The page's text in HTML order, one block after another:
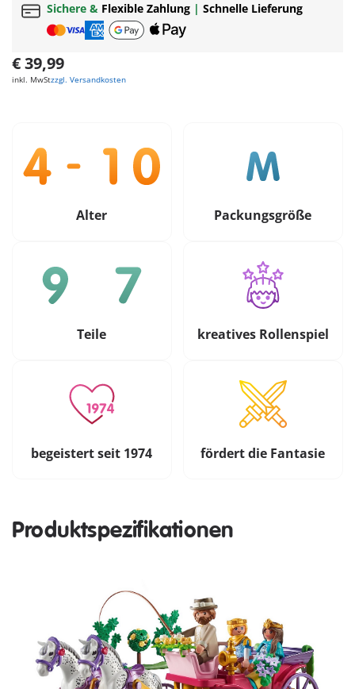
Sichere & Flexible Zahlung | Schnelle Lieferung
€ 39,99
inkl. MwStzzgl. Versandkosten
Alter Packungsgröße
Teile kreatives Rollenspiel
begeistert seit 1974 fördert die Fantasie
Produktspezifikationen